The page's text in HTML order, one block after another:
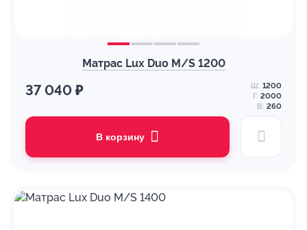
Матрас Lux Duo M/S 1200
37 040 ₽ Ш: 1200
Г: 2000
В: 260
В корзину